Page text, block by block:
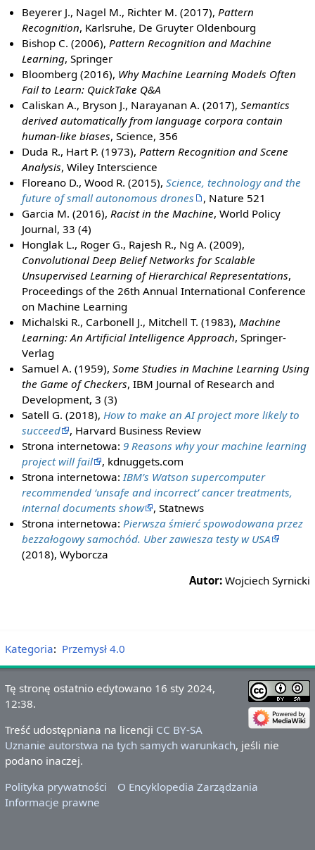
Beyerer J., Nagel M., Richter M. (2017),Pattern
Recognition, Karlsruhe, De Gruyter Oldenbourg
Bishop C. (2006),Pattern Recognition and Machine
Learning, Springer
Bloomberg (2016), Why Machine Learning Models Often
Fail to Learn: QuickTake Q&A
Caliskan A., Bryson J., Narayanan A. (2017),Semantics
derived automatically from language corpora contain
human-like biases, Science, 356
Duda R., Hart P. (1973),Pattern Recognition and Scene
Analysis, Wiley Interscience
Floreano D., Wood R. (2015),Science, technology and the
future of small autonomous drones
, Nature 521
Garcia M. (2016),Racist in the Machine, World Policy
Journal, 33 (4)
Honglak L., Roger G., Rajesh R., Ng A. (2009),
Convolutional Deep Belief Networks for Scalable
Unsupervised Learning of Hierarchical Representations,
Proceedings of the 26th Annual International Conference
on Machine Learning
Michalski R., Carbonell J., Mitchell T. (1983),Machine
Learning: An Artificial Intelligence Approach, Springer-
Verlag
Samuel A. (1959),Some Studies in Machine Learning Using
the Game of Checkers, IBM Journal of Research and
Development, 3 (3)
Satell G. (2018),How to make an AI project more likely to
succeed
, Harvard Business Review
Strona internetowa:9 Reasons why your machine learning
project will fail
, kdnuggets.com
Strona internetowa:IBM’s Watson supercomputer
recommended ‘unsafe and incorrect’ cancer treatments,
internal documents show
, Statnews
Strona internetowa:Pierwsza śmierć spowodowana przez
bezzałogowy samochód. Uber zawiesza testy w USA
(2018), Wyborcza
Autor: Wojciech Syrnicki
Kategoria: Przemysł 4.0
Tę stronę ostatnio edytowano 16 sty 2024,
12:38.
Treść udostępniana na licencji CC BY-SA
Uznanie autorstwa na tych samych warunkach, jeśli nie
podano inaczej.
Polityka prywatności
O Encyklopedia Zarządzania
Informacje prawne